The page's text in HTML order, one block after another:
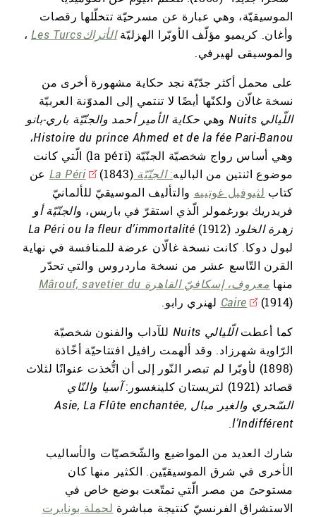
الموسيقيّة، وهي عبارة عن مسرحيّة تتخلّلها رقصات
وأغان. كريميو مؤلّف الأوبّرا الهزليّةالأتراكLes Turcs
،
والموسيقى لهيرفي.
على محمل أكثر جدّيّة نجد حكاية مشهورة أخرى من
نسخة غالّان ولكنّها أيضًا لا تنتمي إلى المدوّنة العربيّة
اللّيالي Nuitsوهي حكاية الأمير أحمد والجنّيّة باري-بانو
Histoire du prince Ahmed et de la fée Pari-Banou،
وهي أساس رواج شخصيّة الجنّيّة (la péri) الّتي كانت
موضوع اثنتين من الباليه:الجنّيّة La Péri
(1843) عن
كتاب لثيوفيل غوتييهوالتأليف الموسيقيّ للألمانيّ
فريدريك بورغمولر الّذي استقرّ في باريس، والجنّيّة أو
زهرة الخلود La Péri ou la fleur d’immortalité (1912)
لبول دوكا. كانت نسخة غالّان عرضة للمنافسة في نهاية
القرن التّاسع عشر من نسخة ماردروس والتي تحدّر
منها
معروف، إسكافيّ القاهرة Mârouf, savetier du
Caire
(1914) لهنري رابو.
كما أعطتالّليالي Nuitsللآداب والفنون شخصيّة
الرّاوية شهرزاد. وقد ألهمت رافيل افتتاحيّة أخّاذة
(1898) لأوبّرا لم تبصر النّور إلى أن اتُّخذت عنوانًا لثلاث
قصائد (1921) لتريستان كلينغسور:
آسيا والنّاي
السّحري والغير مبال
Asie, La Flûte enchantée,
l’Indifférent
.
شارك العديد من المواضيع والشّخصيّات والأساليب
الأخرى في شرق الموسيقيّين. الكثير منها كان
مستوحىً من مصر الّتي تمتّعت بوضع خاص في
الاستشراق الفرنسيّ كنتيجة مباشرة لحملة بونابرت